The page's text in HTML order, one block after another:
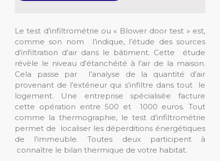
Le test d’infiltrométrie ou « Blower door test » est,
comme son nom l’indique, l’étude des sources
d’infiltration d’air dans le bâtiment. Cette étude
révèle le niveau d’étanchéité à l’air de la maison.
Cela passe par l’analyse de la quantité d’air
provenant de l’extérieur qui s’infiltre dans tout le
logement. Une entreprise spécialisée facture
cette opération entre 500 et 1000 euros. Tout
comme la thermographie, le test d’infiltrométrie
permet de localiser les déperditions énergétiques
de l’immeuble. Toutes deux participent à
connaître le bilan thermique de votre habitat.